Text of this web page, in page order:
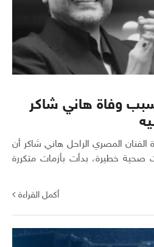
وفاة هاني شاكر
المصري الراحل هاني شاكر أن
صحية خطيرة، بدأت بأزمات متكررة
أكمل القراءة